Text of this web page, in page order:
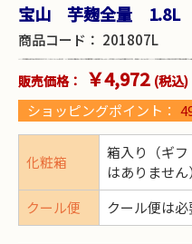
宝山 芋麹全量 1.8L
商品コード： 201807L
販売価格： ￥4,972 (税込)
ショッピングポイント：
化粧箱
箱入り（ギ
はありません）
クール便
クール便は